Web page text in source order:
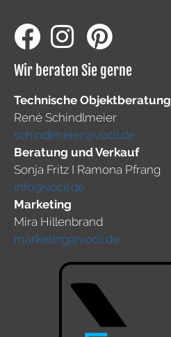
Wir beraten Sie gerne
Technische Objektberatung
René Schindlmeier
schindlmeier@vocil.de
Beratung und Verkauf
Sonja Fritz I Ramona Pfrang
info@vocil.de
Marketing
Mira Hillenbrand
marketing@vocil.de